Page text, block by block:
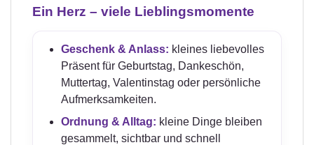
Ein Herz – viele Lieblingsmomente
Geschenk & Anlass: kleines liebevolles
Präsent für Geburtstag, Dankeschön,
Muttertag, Valentinstag oder persönliche
Aufmerksamkeiten.
Ordnung & Alltag: kleine Dinge bleiben
gesammelt, sichtbar und schnell